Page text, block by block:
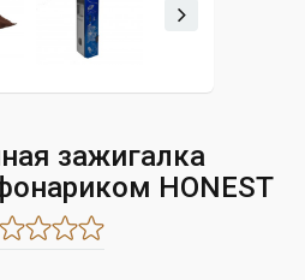
зажигалка
HONEST